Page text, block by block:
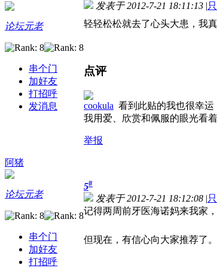
论坛元老
串个门
加好友
打招呼
发消息
发表于 2012-7-21 18:11:13 |
轻轻松松就去了心头大患，我
点评
cookula 看到此贴的我也很幸运
我用爱、欣赏和佩服的眼光看着
举报
阿猪
论坛元老
串个门
加好友
打招呼
5#
发表于 2012-7-21 18:12:08 |
记得两周前牙医海诺妈来我家
但现在，有信心向大家推荐了。